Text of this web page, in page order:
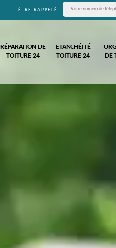
ÊTRE RAPPELÉ
RÉPARATION DE
TOITURE 24
ETANCHÉITÉ
TOITURE 24
DE